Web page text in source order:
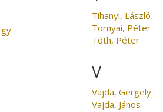
Tihanyi, László
Tornyai, Péter
Tóth, Péter
V
Vajda, Gergely
Vajda, János